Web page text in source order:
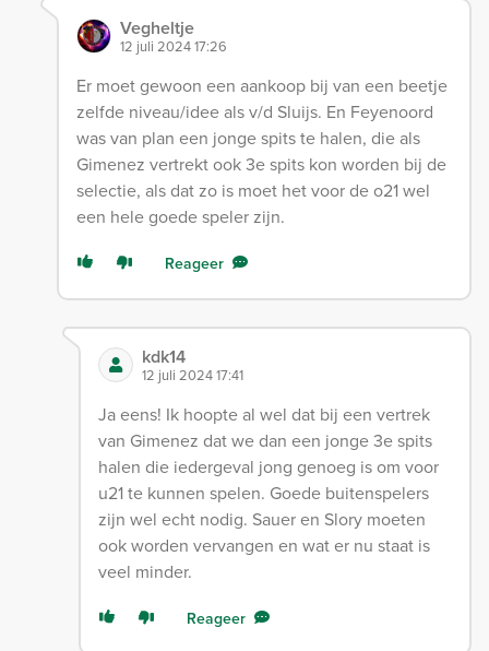
Vegheltje
12 juli 2024 17:26
Er moet gewoon een aankoop bij van een beetje
zelfde niveau/idee als v/d Sluijs. En Feyenoord
was van plan een jonge spits te halen, die als
Gimenez vertrekt ook 3e spits kon worden bij de
selectie, als dat zo is moet het voor de o21 wel
een hele goede speler zijn.
Reageer
kdk14
12 juli 2024 17:41
Ja eens! Ik hoopte al wel dat bij een vertrek
van Gimenez dat we dan een jonge 3e spits
halen die iedergeval jong genoeg is om voor
u21 te kunnen spelen. Goede buitenspelers
zijn wel echt nodig. Sauer en Slory moeten
ook worden vervangen en wat er nu staat is
veel minder.
Reageer